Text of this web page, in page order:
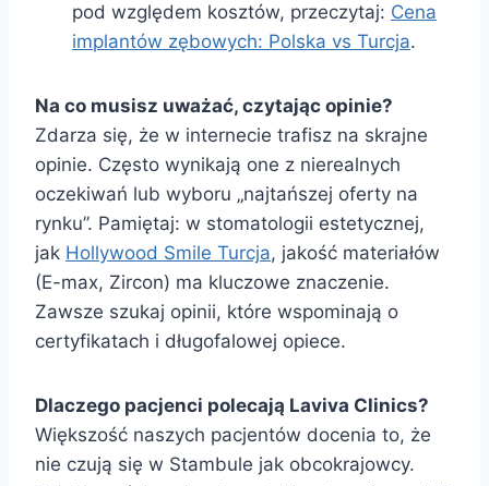
pod względem kosztów, przeczytaj: Cena
implantów zębowych: Polska vs Turcja.
Na co musisz uważać, czytając opinie?
Zdarza się, że w internecie trafisz na skrajne
opinie. Często wynikają one z nierealnych
oczekiwań lub wyboru „najtańszej oferty na
rynku”. Pamiętaj: w stomatologii estetycznej,
jak Hollywood Smile Turcja, jakość materiałów
(E-max, Zircon) ma kluczowe znaczenie.
Zawsze szukaj opinii, które wspominają o
certyfikatach i długofalowej opiece.
Dlaczego pacjenci polecają Laviva Clinics?
Większość naszych pacjentów docenia to, że
nie czują się w Stambule jak obcokrajowcy.